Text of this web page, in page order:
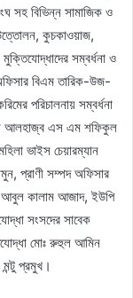
সহ বিভিন্ন সামাজিক ও
কুচকাওয়াজ,
সম্বর্ধনা ও
বিএম তারিক-উজ-
পরিচালনায় সম্বর্ধনা
আলহাজ্ব এস এম শফিকুল
ভাইস চেয়ারম্যান
প্রাণী সম্পদ অফিসার
আবুল কালাম আজাদ, ইউপি
সংসদের সাবেক
মোঃ রুহুল আমিন
প্রমুখ।